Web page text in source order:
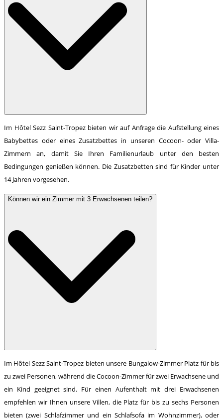
Im Hôtel Sezz Saint-Tropez bieten wir auf Anfrage die Aufstellung eines
Babybettes oder eines Zusatzbettes in unseren Cocoon- oder Villa-
Zimmern an, damit Sie Ihren Familienurlaub unter den besten
Bedingungen genießen können. Die Zusatzbetten sind für Kinder unter
14 Jahren vorgesehen.
Können wir ein Zimmer mit 3 Erwachsenen teilen?
Im Hôtel Sezz Saint-Tropez bieten unsere Bungalow-Zimmer Platz für bis
zu zwei Personen, während die Cocoon-Zimmer für zwei Erwachsene und
ein Kind geeignet sind. Für einen Aufenthalt mit drei Erwachsenen
empfehlen wir Ihnen unsere Villen, die Platz für bis zu sechs Personen
bieten (zwei Schlafzimmer und ein Schlafsofa im Wohnzimmer), oder